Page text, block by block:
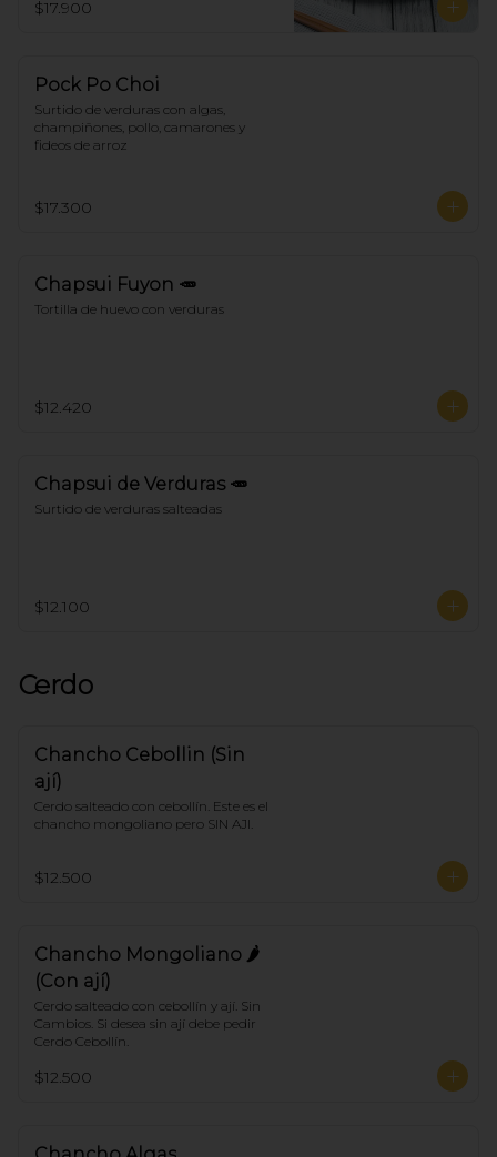
$17.900
Pock Po Choi
Surtido de verduras con algas,
champiñones, pollo, camarones y
fideos de arroz
$17.300
Chapsui Fuyon 🥕
Tortilla de huevo con verduras
$12.420
Chapsui de Verduras 🥕
Surtido de verduras salteadas
$12.100
Cerdo
Chancho Cebollin (Sin
ají)
Cerdo salteado con cebollín. Este es el
chancho mongoliano pero SIN AJI.
$12.500
Chancho Mongoliano 🌶
(Con ají)
Cerdo salteado con cebollín y ají. Sin
Cambios. Si desea sin ají debe pedir
Cerdo Cebollín.
$12.500